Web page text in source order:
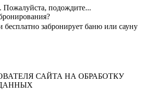
Пожалуйста, подождите...
бесплатно забронирует баню или сауну
САЙТА НА ОБРАБОТКУ